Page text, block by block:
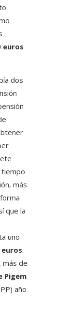
euros
dos
tiempo
más
que la
uno
.
más de
Pigem
año